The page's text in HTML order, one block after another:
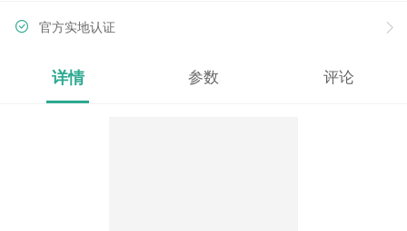
官方实地认证
详情 参数 评论